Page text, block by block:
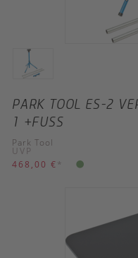
PARK TOOL ES-2
1 +FUSS
Park Tool
UVP
468,00 € *